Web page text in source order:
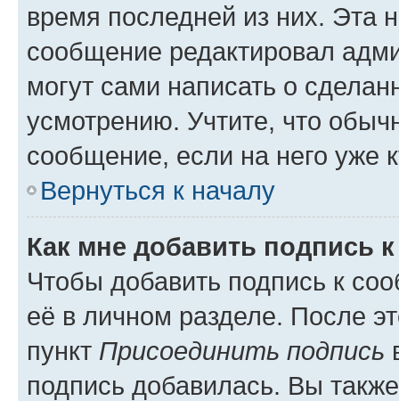
время последней из них. Эта
сообщение редактировал
могут сами написать о
усмотрению. Учтите, что
сообщение, если на него уже
Вернуться к началу
Как мне добавить подпись
Чтобы добавить подпись к
её в личном разделе. После
пункт Присоединить подпись
подпись добавилась. Вы